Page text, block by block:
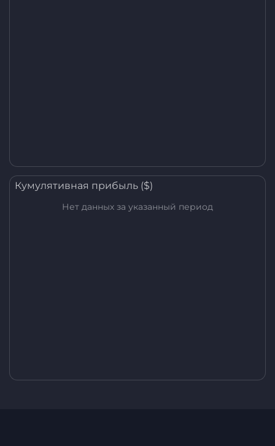
Кумулятивная прибыль ($)
Нет данных за указанный период